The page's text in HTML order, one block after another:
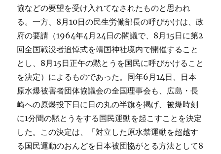
協などの要望を受け入れてなされたものと思われ
る。一方、8月10日の民生労働部長の呼びかけは、政
府の要請（1964年4月24日の閣議で、8月15日に第2
回全国戦没者追悼式を靖国神社境内で開催すること
とし、8月15日正午の黙とうを国民に呼びかけること
を決定）によるものであった。同年6月14日、日本
原水爆被害者団体協議会の全国理事会も、広島・長
崎への原爆投下日に日の丸の半旗を掲げ、被爆時刻
に1分間の黙とうをする国民運動を起こすことを決定
した。この決定は、「対立した原水禁運動を超越す
る国民運動のおんどを日本被団協がとる方法として8